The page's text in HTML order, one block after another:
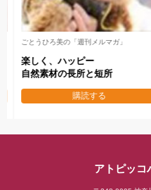
メールセミナー 全7回
失敗しない
本物の家を作り秘訣
購読する
アトピッコ